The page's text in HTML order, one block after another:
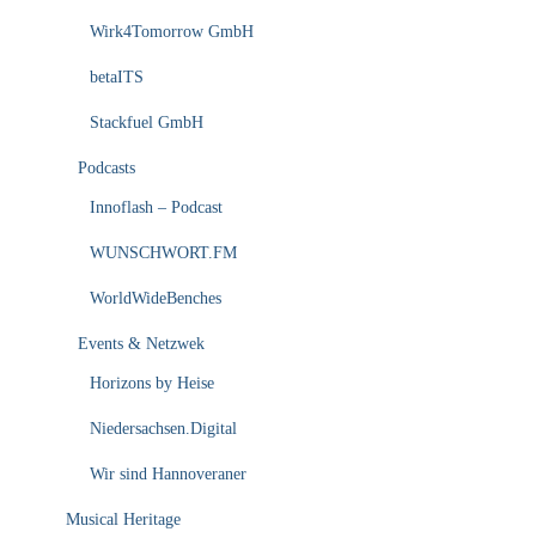
Wirk4Tomorrow GmbH
betaITS
Stackfuel GmbH
Podcasts
Innoflash – Podcast
WUNSCHWORT.FM
WorldWideBenches
Events & Netzwek
Horizons by Heise
Niedersachsen.Digital
Wir sind Hannoveraner
Musical Heritage